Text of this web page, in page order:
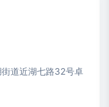
道近湖七路32号卓